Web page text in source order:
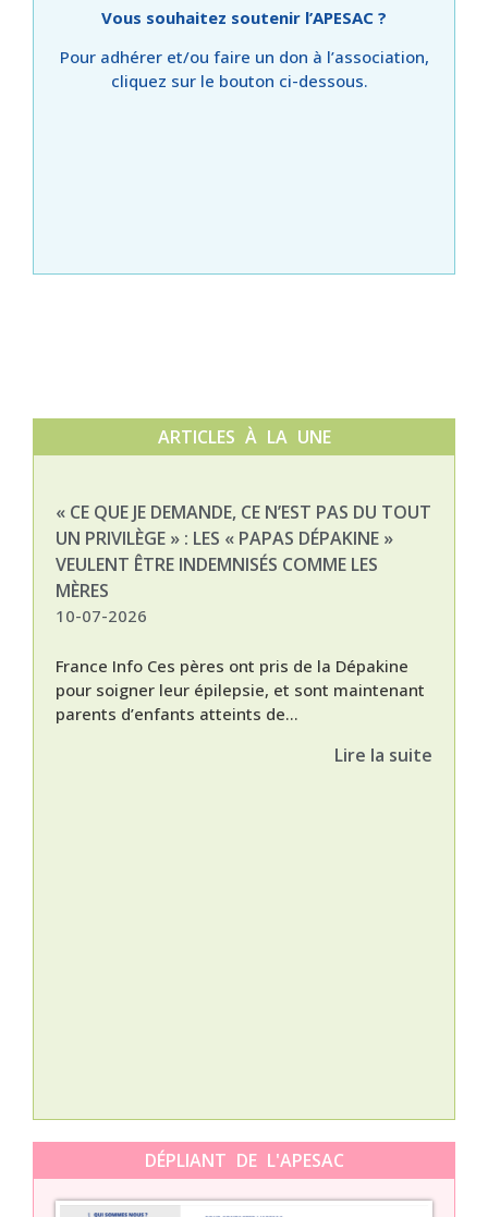
Vous souhaitez soutenir l’APESAC ?
Pour adhérer et/ou faire un don à l’association,
cliquez sur le bouton ci-dessous.
ARTICLES À LA UNE
« CE QUE JE DEMANDE, CE N’EST PAS DU TOUT
UN PRIVILÈGE » : LES « PAPAS DÉPAKINE »
VEULENT ÊTRE INDEMNISÉS COMME LES
MÈRES
10-07-2026
France Info Ces pères ont pris de la Dépakine
pour soigner leur épilepsie, et sont maintenant
parents d’enfants atteints de...
Lire la suite
DÉPLIANT DE L'APESAC